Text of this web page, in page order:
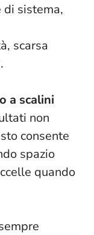
sistema,
scarsa
a scalini
non
consente
spazio
quando